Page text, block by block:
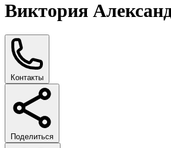
Виктория
Контакты
Поделиться